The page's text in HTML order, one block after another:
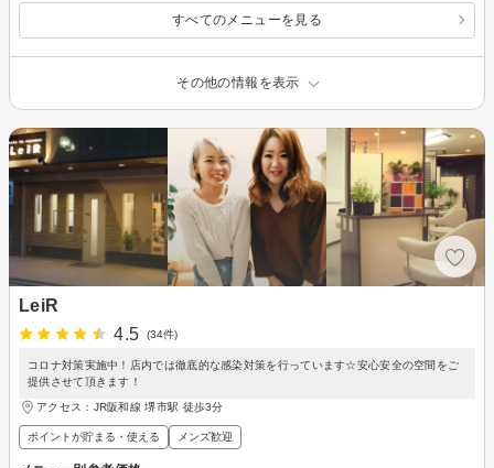
すべてのメニューを見る
その他の情報を表示
LeiR
4.5
(34件)
コロナ対策実施中！店内では徹底的な感染対策を行っています☆安心安全の空間をご
提供させて頂きます！
アクセス：JR阪和線 堺市駅 徒歩3分
ポイントが貯まる・使える メンズ歓迎